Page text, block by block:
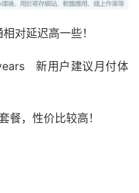
对延迟高一些！
新用户建议月付体
餐，性价比较高！